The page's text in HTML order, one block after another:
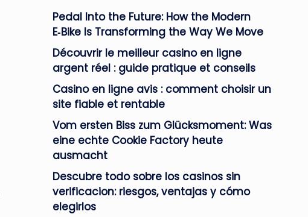
Pedal Into the Future: How the Modern
E‑Bike Is Transforming the Way We Move
Découvrir le meilleur casino en ligne
argent réel : guide pratique et conseils
Casino en ligne avis : comment choisir un
site fiable et rentable
Vom ersten Biss zum Glücksmoment: Was
eine echte Cookie Factory heute
ausmacht
Descubre todo sobre los casinos sin
verificacion: riesgos, ventajas y cómo
elegirlos